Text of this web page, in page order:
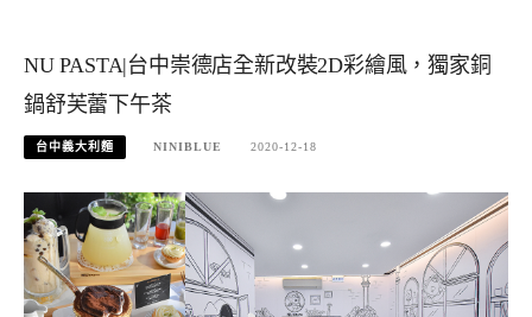
NU PASTA|台中崇德店全新改裝2D彩繪風，獨家銅
鍋舒芙蕾下午茶
台中義大利麵 NINIBLUE 2020-12-18